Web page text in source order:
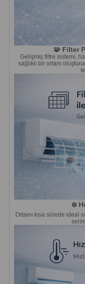
🧩 Filter
Gelişmiş filtre sistemi,
sağlıklı bir ortam
❄️
Ortamı kısa sürede ideal